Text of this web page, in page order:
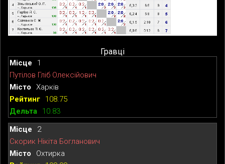
Гравці
1
Путілов Гліб Олексійович
Харків
108.75
10.83
2
Скорик Нікіта Богланович
Охтирка